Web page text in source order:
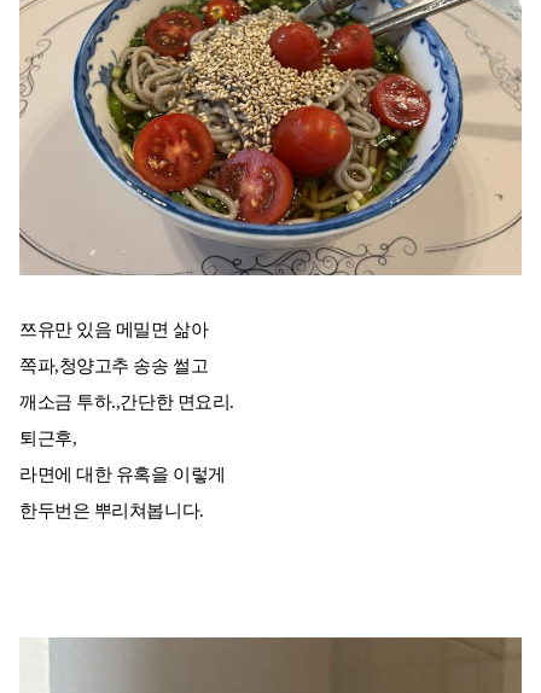
쯔유만 있음 메밀면 삶아
쪽파,청양고추 송송 썰고
깨소금 투하.,간단한 면요리.
퇴근후,
라면에 대한 유혹을 이렇게
한두번은 뿌리쳐봅니다.